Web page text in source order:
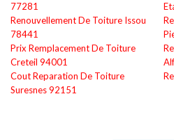
77281
Renouvellement De Toiture Issou
78441
Prix Remplacement De Toiture
Creteil 94001
Cout Reparation De Toiture
Suresnes 92151